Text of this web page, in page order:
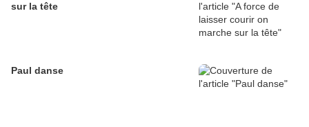
sur la tête
Paul danse